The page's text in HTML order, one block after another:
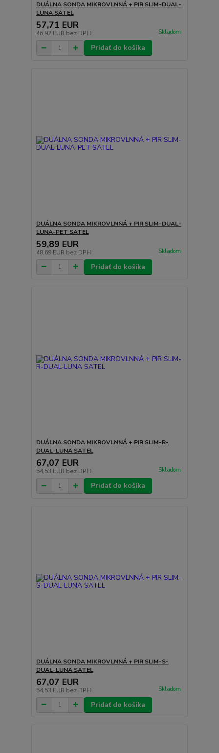
DUÁLNA SONDA MIKROVLNNÁ + PIR SLIM-DUAL-
LUNA SATEL
57,71 EUR
46,92 EUR bez DPH Skladom
Pridať do košíka
DUÁLNA SONDA MIKROVLNNÁ + PIR SLIM-DUAL-
LUNA-PET SATEL
59,89 EUR
48,69 EUR bez DPH Skladom
Pridať do košíka
DUÁLNA SONDA MIKROVLNNÁ + PIR SLIM-R-
DUAL-LUNA SATEL
67,07 EUR
54,53 EUR bez DPH Skladom
Pridať do košíka
DUÁLNA SONDA MIKROVLNNÁ + PIR SLIM-S-
DUAL-LUNA SATEL
67,07 EUR
54,53 EUR bez DPH Skladom
Pridať do košíka